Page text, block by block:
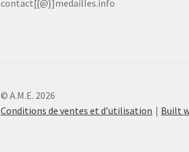
contact[{@}]medailles.info
© A.M.E. 2026
Conditions de ventes et d’utilisation
Built